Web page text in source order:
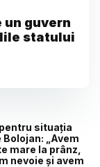
un guvern
statului
situația
„Avem
mare la prânz,
nevoie și avem